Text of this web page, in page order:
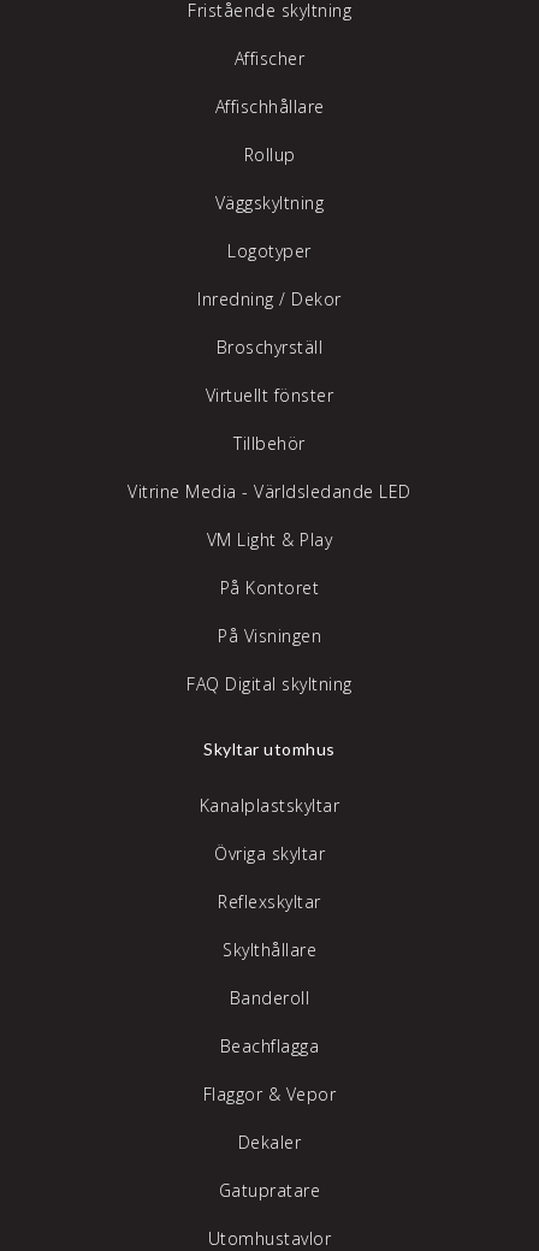
Fristående skyltning
Affischer
Affischhållare
Rollup
Väggskyltning
Logotyper
Inredning / Dekor
Broschyrställ
Virtuellt fönster
Tillbehör
Vitrine Media - Världsledande LED
VM Light & Play
På Kontoret
På Visningen
FAQ Digital skyltning
Skyltar utomhus
Kanalplastskyltar
Övriga skyltar
Reflexskyltar
Skylthållare
Banderoll
Beachflagga
Flaggor & Vepor
Dekaler
Gatupratare
Utomhustavlor